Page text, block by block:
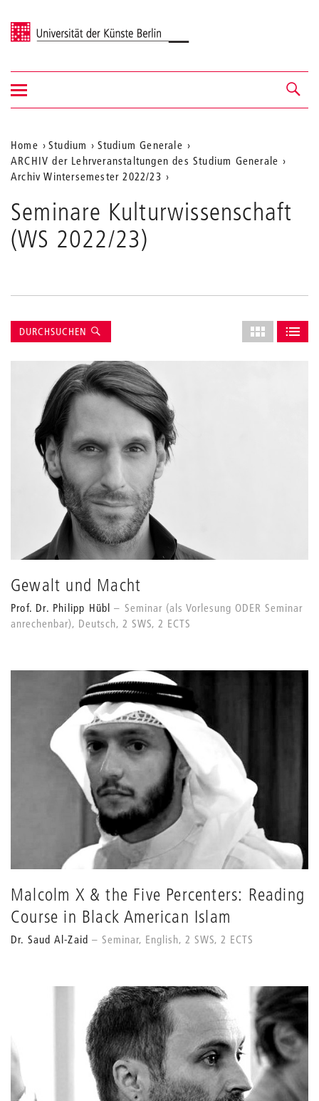
Universität der Künste Berlin
Navigation &
Suche
Navigation
ein-/ausblenden
Aktuelle
Position
der
Webseite
Home Studium
Studium Generale
ARCHIV der Lehrveranstaltungen des Studium Generale
Archiv Wintersemester 2022/23
Seminare Kulturwissenschaft
(WS 2022/23)
Suche
DURCHSUCHEN
Layout
desALS GRIDALS
Gewalt und Macht
Prof. Dr. Philipp Hübl
Seminar (als Vorlesung ODER Seminar
anrechenbar), Deutsch, 2 SWS, 2 ECTS
Malcolm X & the Five Percenters: Reading
Course in Black American Islam
Dr. Saud Al-Zaid Seminar, English, 2 SWS, 2 ECTS